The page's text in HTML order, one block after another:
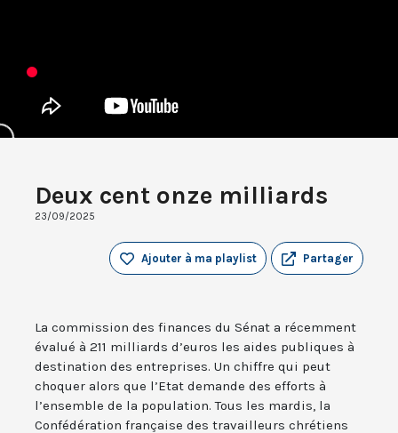
Deux cent onze milliards
23/09/2025
Partager
Ajouter à ma playlist
La commission des finances du Sénat a récemment
évalué à 211 milliards d’euros les aides publiques à
destination des entreprises. Un chiffre qui peut
choquer alors que l’Etat demande des efforts à
l’ensemble de la population. Tous les mardis, la
Confédération française des travailleurs chrétiens